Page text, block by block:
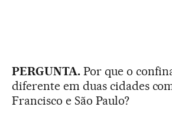
PERGUNTA.Por que o
diferente em duas cidades
Francisco e São Paulo?